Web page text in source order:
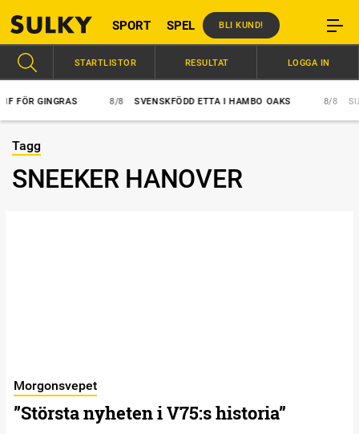
SPORT SPEL BLI KUND!
GINGRAS 8/8 SVENSKFÖDD ETTA I HAMBO OAKS 8/8
STARTLISTOR RESULTAT LOGGA IN
Tagg
SNEEKER HANOVER
Morgonsvepet
”Största nyheten i V75:s historia”